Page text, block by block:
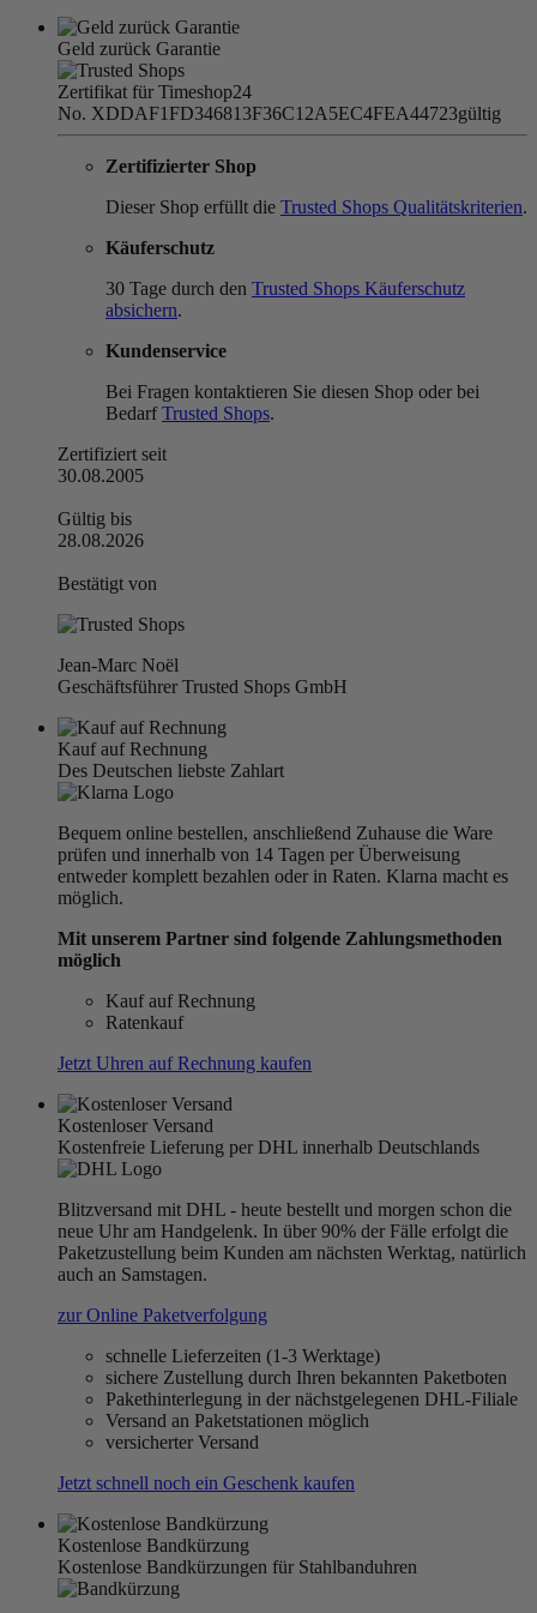
Geld zurück Garantie
Zertifikat für Timeshop24
No. XDDAF1FD346813F36C12A5EC4FEA44723gültig
Zertifizierter Shop
Dieser Shop erfüllt die Trusted Shops Qualitätskriterien.
Käuferschutz
30 Tage durch den Trusted Shops Käuferschutz
absichern.
Kundenservice
Bei Fragen kontaktieren Sie diesen Shop oder bei
BedarfTrusted Shops.
Zertifiziert seit
30.08.2005
Gültig bis
28.08.2026
Bestätigt von
Jean-Marc Noël
Geschäftsführer Trusted Shops GmbH
Kauf auf Rechnung
Des Deutschen liebste Zahlart
Bequem online bestellen, anschließend Zuhause die Ware
prüfen und innerhalb von 14 Tagen per Überweisung
entweder komplett bezahlen oder in Raten. Klarna macht es
möglich.
Mit unserem Partner sind folgende Zahlungsmethoden
möglich
Kauf auf Rechnung
Ratenkauf
Jetzt Uhren auf Rechnung kaufen
Kostenloser Versand
Kostenfreie Lieferung per DHL innerhalb Deutschlands
Blitzversand mit DHL - heute bestellt und morgen schon die
neue Uhr am Handgelenk. In über 90% der Fälle erfolgt die
Paketzustellung beim Kunden am nächsten Werktag, natürlich
auch an Samstagen.
zur Online Paketverfolgung
schnelle Lieferzeiten (1-3 Werktage)
sichere Zustellung durch Ihren bekannten Paketboten
Pakethinterlegung in der nächstgelegenen DHL-Filiale
Versand an Paketstationen möglich
versicherter Versand
Jetzt schnell noch ein Geschenk kaufen
Kostenlose Bandkürzung
Kostenlose Bandkürzungen für Stahlbanduhren